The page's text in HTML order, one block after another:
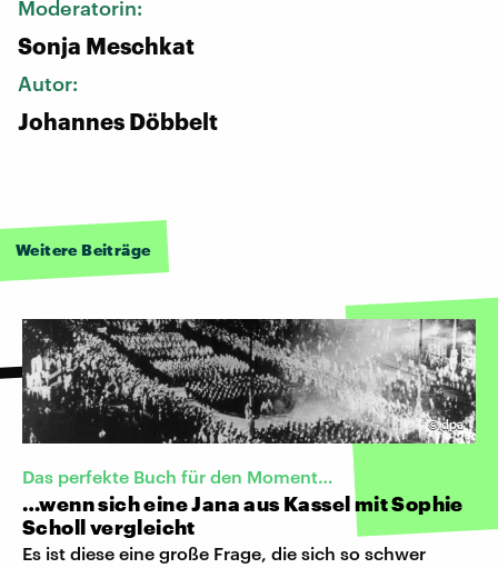
Moderatorin:
Sonja Meschkat
Autor:
Johannes Döbbelt
Weitere Beiträge
©dpa
Das perfekte Buch für den Moment…
…wenn sich eine Jana aus Kassel mit Sophie
Scholl vergleicht
Es ist diese eine große Frage, die sich so schwer